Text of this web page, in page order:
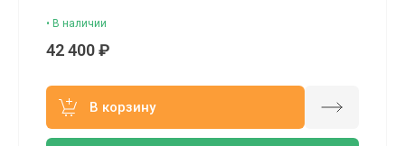
• В наличии
42 400 ₽
В корзину